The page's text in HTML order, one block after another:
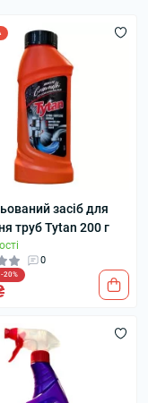
засіб для
труб Tytan 200 г
0
-20%